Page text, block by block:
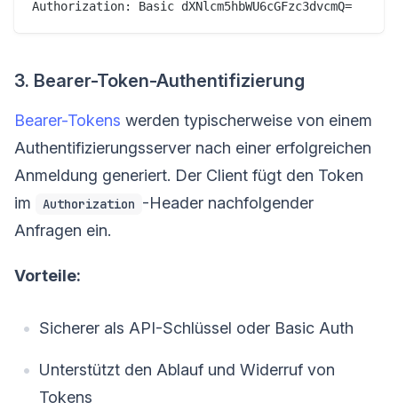
3. Bearer-Token-Authentifizierung
Bearer-Tokens werden typischerweise von einem
Authentifizierungsserver nach einer erfolgreichen
Anmeldung generiert. Der Client fügt den Token
im
Authorization -Header nachfolgender
Anfragen ein.
Vorteile:
Sicherer als API-Schlüssel oder Basic Auth
Unterstützt den Ablauf und Widerruf von
Tokens